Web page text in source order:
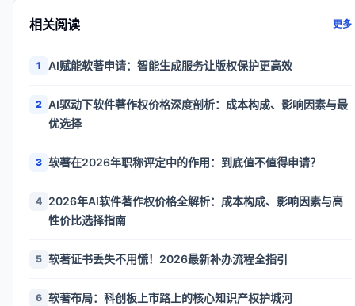
相关阅读 更多
1 AI赋能软著申请：智能生成服务让版权保护更高效
2 AI驱动下软件著作权价格深度剖析：成本构成、影响因素与最
优选择
3 软著在2026年职称评定中的作用：到底值不值得申请？
4 2026年AI软件著作权价格全解析：成本构成、影响因素与高
性价比选择指南
5 软著证书丢失不用慌！2026最新补办流程全指引
6 软著布局：科创板上市路上的核心知识产权护城河